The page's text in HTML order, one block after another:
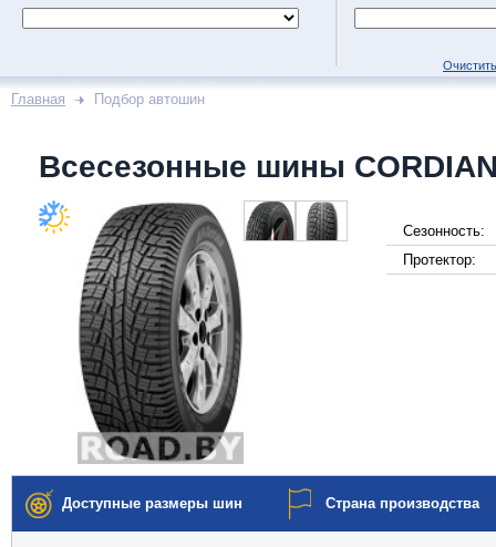
Главная Подбор автошин
Всесезонные шины
Сезонность:
Протектор:
Доступные размеры шин Страна производства